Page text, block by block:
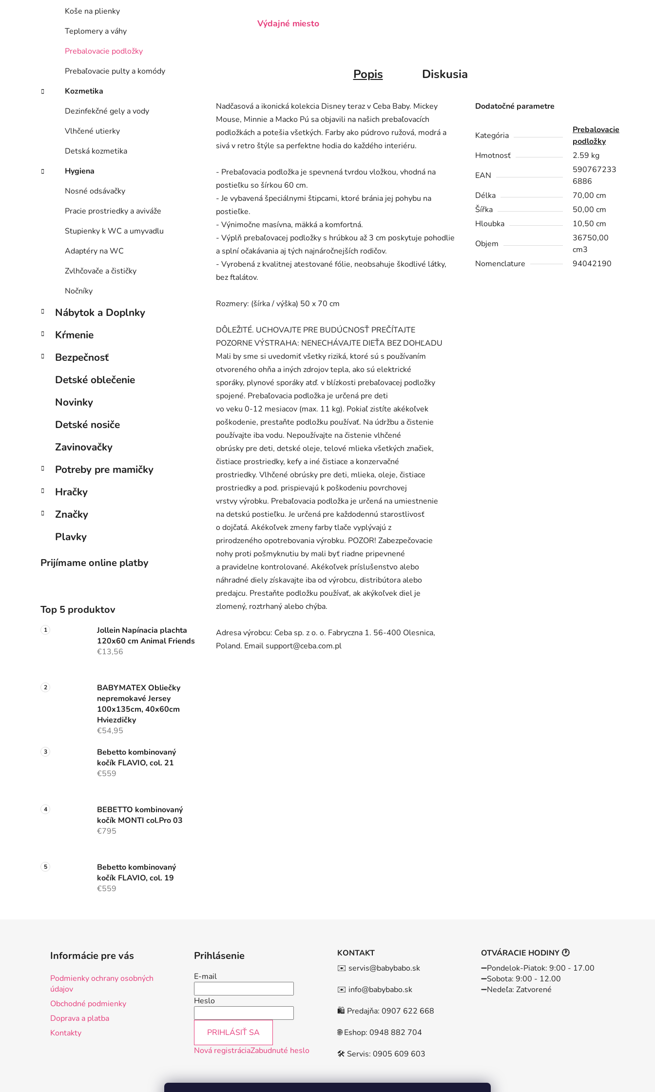
Koše na plienky
Teplomery a váhy
Prebalovacie podložky
Prebaľovacie pulty a komódy
Kozmetika
Dezinfekčné gely a vody
Vlhčené utierky
Detská kozmetika
Hygiena
Nosné odsávačky
Pracie prostriedky a aviváže
Stupienky k WC a umyvadlu
Adaptéry na WC
Zvlhčovače a čističky
Nočníky
Nábytok a Doplnky
Kŕmenie
Bezpečnosť
Detské oblečenie
Novinky
Detské nosiče
Zavinovačky
Potreby pre mamičky
Hračky
Značky
Plavky
Prijímame online platby
Top 5 produktov
Jollein Napínacia plachta
120x60 cm Animal Friends
€13,56
BABYMATEX Obliečky
nepremokavé Jersey
100x135cm, 40x60cm
Hviezdičky
€54,95
Bebetto kombinovaný
kočík FLAVIO, col. 21
€559
BEBETTO kombinovaný
kočík MONTI col.Pro 03
€795
Bebetto kombinovaný
kočík FLAVIO, col. 19
€559
Výdajné miesto
Popis Diskusia
Nadčasová a ikonická kolekcia Disney teraz v Ceba Baby. Mickey
Mouse, Minnie a Macko Pú sa objavili na našich prebaľovacích
podložkách a potešia všetkých. Farby ako púdrovo ružová, modrá a
sivá v retro štýle sa perfektne hodia do každého interiéru.
- Prebaľovacia podložka je spevnená tvrdou vložkou, vhodná na
postieľku so šírkou 60 cm.
- Je vybavená špeciálnymi štipcami, ktoré bránia jej pohybu na
postieľke.
- Výnimočne masívna, mäkká a komfortná.
- Výplň prebaľovacej podložky s hrúbkou až 3 cm poskytuje pohodlie
a splní očakávania aj tých najnáročnejších rodičov.
- Vyrobená z kvalitnej atestované fólie, neobsahuje škodlivé látky,
bez ftalátov.
Rozmery: (šírka / výška) 50 x 70 cm
DÔLEŽITÉ. UCHOVAJTE PRE BUDÚCNOSŤ PREČÍTAJTE
POZORNE VÝSTRAHA: NENECHÁVAJTE DIEŤA BEZ DOHĽADU
Mali by sme si uvedomiť všetky riziká, ktoré sú s používaním
otvoreného ohňa a iných zdrojov tepla, ako sú elektrické
sporáky, plynové sporáky atď. v blízkosti prebaľovacej podložky
spojené. Prebaľovacia podložka je určená pre deti
vo veku 0-12 mesiacov (max. 11 kg). Pokiaľ zistíte akékoľvek
poškodenie, prestaňte podložku používať. Na údržbu a čistenie
používajte iba vodu. Nepoužívajte na čistenie vlhčené
obrúsky pre deti, detské oleje, telové mlieka všetkých značiek,
čistiace prostriedky, kefy a iné čistiace a konzervačné
prostriedky. Vlhčené obrúsky pre deti, mlieka, oleje, čistiace
prostriedky a pod. prispievajú k poškodeniu povrchovej
vrstvy výrobku. Prebaľovacia podložka je určená na umiestnenie
na detskú postieľku. Je určená pre každodennú starostlivosť
o dojčatá. Akékoľvek zmeny farby tlače vyplývajú z
prirodzeného opotrebovania výrobku. POZOR! Zabezpečovacie
nohy proti pošmyknutiu by mali byť riadne pripevnené
a pravidelne kontrolované. Akékoľvek príslušenstvo alebo
náhradné diely získavajte iba od výrobcu, distribútora alebo
predajcu. Prestaňte podložku používať, ak akýkoľvek diel je
zlomený, roztrhaný alebo chýba.
Adresa výrobcu: Ceba sp. z o. o. Fabryczna 1. 56-400 Olesnica,
Poland. Email support@ceba.com.pl
Dodatočné parametre
Kategória
Prebalovacie
podložky
Hmotnosť
2.59 kg
EAN
590767233
6886
Délka
70,00 cm
Šířka
50,00 cm
Hloubka
10,50 cm
Objem
36750,00
cm3
Nomenclature
94042190
Informácie pre vás
Podmienky ochrany osobných
údajov
Obchodné podmienky
Doprava a platba
Kontakty
Prihlásenie
E-mail
Heslo
PRIHLÁSIŤ SA
Nová registráciaZabudnuté heslo
KONTAKT
✉️ servis@babybabo.sk
✉️ info@babybabo.sk
🛍️ Predajňa: 0907 622 668
🌐 Eshop: 0948 882 704
🛠️ Servis: 0905 609 603
OTVÁRACIE HODINY 🕐
➖️Pondelok-Piatok: 9:00 - 17.00
➖️Sobota: 9:00 - 12.00
➖️Nedeľa: Zatvorené